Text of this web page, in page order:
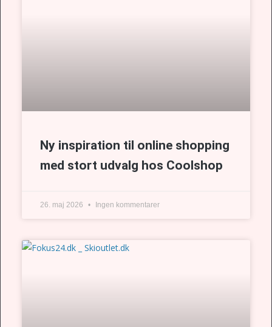
Ny inspiration til online shopping
med stort udvalg hos Coolshop
26. maj 2026 Ingen kommentarer